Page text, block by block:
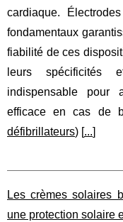
cardiaque.
fondamentaux
fiabilité de ces
leurs spécificités
indispensable pour
efficace en cas de
défibrillateurs) [...]
Les crèmes solaires
une protection solaire